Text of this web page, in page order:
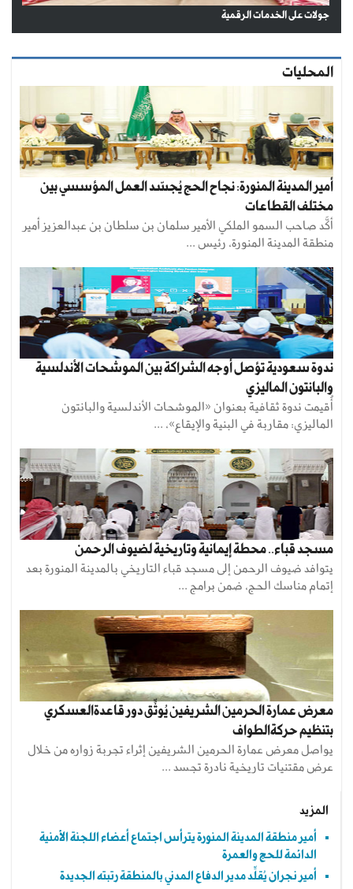
جولات على الخدمات الرقمية
المحليات
أمير المدينة المنورة: نجاح الحج يُجسّد العمل المؤسسي بين
مختلف القطاعات
أكَّد صاحب السمو الملكي الأمير سلمان بن سلطان بن عبدالعزيز أمير
منطقة المدينة المنورة، رئيس ...
ندوة سعودية تؤصل أوجه الشراكة بين الموشحات الأندلسية
والبانتون الماليزي
أُقيمت ندوة ثقافية بعنوان «الموشحات الأندلسية والبانتون
الماليزي: مقاربة في البنية والإيقاع»، ...
مسجد قباء.. محطة إيمانية وتاريخية لضيوف الرحمن
يتوافد ضيوف الرحمن إلى مسجد قباء التاريخي بالمدينة المنورة بعد
إتمام مناسك الحج، ضمن برامج ...
معرض عمارة الحرمين الشريفين يُوثِّق دور قاعدةالعسكري
بتنظيم حركةالطواف
يواصل معرض عمارة الحرمين الشريفين إثراء تجربة زواره من خلال
عرض مقتنيات تاريخية نادرة تجسد ...
المزيد
أمير منطقة المدينة المنورة يترأس اجتماع أعضاء اللجنة الأمنية
الدائمة للحج والعمرة
أمير نجران يُقلِّد مدير الدفاع المدني بالمنطقة رتبته الجديدة